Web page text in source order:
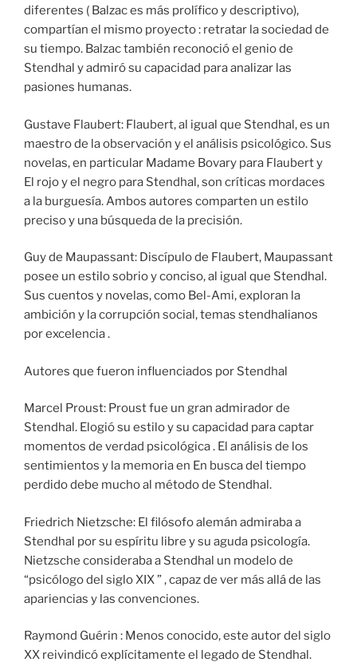
diferentes ( Balzac es más prolífico y descriptivo),
compartían el mismo proyecto : retratar la sociedad de
su tiempo. Balzac también reconoció el genio de
Stendhal y admiró su capacidad para analizar las
pasiones humanas.
Gustave Flaubert: Flaubert, al igual que Stendhal, es un
maestro de la observación y el análisis psicológico. Sus
novelas, en particular Madame Bovary para Flaubert y
El rojo y el negro para Stendhal, son críticas mordaces
a la burguesía. Ambos autores comparten un estilo
preciso y una búsqueda de la precisión.
Guy de Maupassant: Discípulo de Flaubert, Maupassant
posee un estilo sobrio y conciso, al igual que Stendhal.
Sus cuentos y novelas, como Bel-Ami, exploran la
ambición y la corrupción social, temas stendhalianos
por excelencia .
Autores que fueron influenciados por Stendhal
Marcel Proust: Proust fue un gran admirador de
Stendhal. Elogió su estilo y su capacidad para captar
momentos de verdad psicológica . El análisis de los
sentimientos y la memoria en En busca del tiempo
perdido debe mucho al método de Stendhal.
Friedrich Nietzsche: El filósofo alemán admiraba a
Stendhal por su espíritu libre y su aguda psicología.
Nietzsche consideraba a Stendhal un modelo de
“psicólogo del siglo XIX ” , capaz de ver más allá de las
apariencias y las convenciones.
Raymond Guérin : Menos conocido, este autor del siglo
XX reivindicó explícitamente el legado de Stendhal.